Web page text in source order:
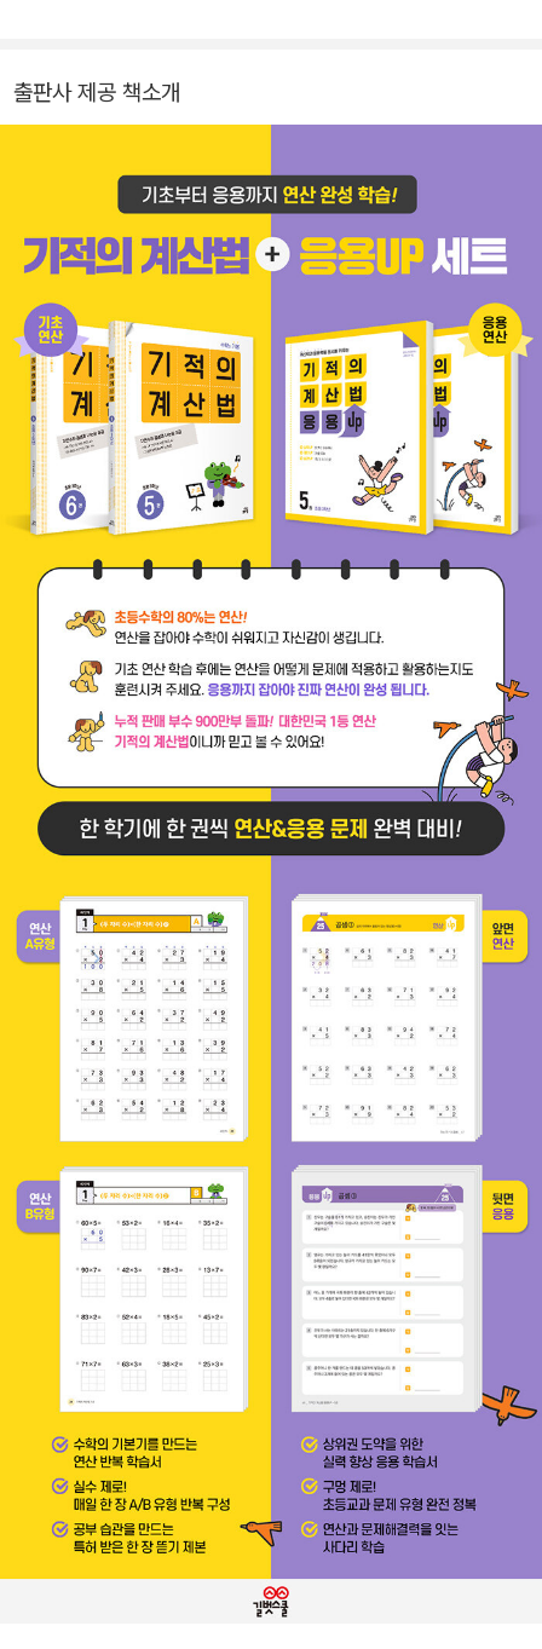
독해의 힘> 외 다수 -영어 분과 대표 저작물 : <기적의 파닉스> <기
<기적특강> 외 다수
출판사 제공 책소개